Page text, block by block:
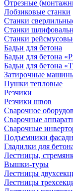
Отрезные
Лобзиковые станки
Станки
Станки
Станки
Бадьи для бетона
Бадьи для бетона
Бадьи для бетона
Затирочные
Пушки тепловые
Резчики
Резчики швов
Сварочное
Сварочные
Сварочные
Подъемники
Гладилки для
Лестницы,
Вышки-туры
Лестницы
Лестницы